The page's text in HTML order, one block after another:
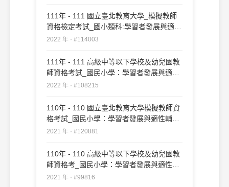
111年 - 111 國立臺北教育大學_模擬教師
資格檢定考試_國小類科:學習者發展與適性
輔導#114003
2022 年 · #114003
111年 - 111 高級中等以下學校及幼兒園教
師資格考試_國民小學：學習者發展與適性
輔導#108215
2022 年 · #108215
110年 - 110 國立臺北教育大學模擬教師資
格考試_國民小學：學習者發展與適性輔導
#120881
2021 年 · #120881
110年 - 110 高級中等以下學校及幼兒園教
師資格考_國民小學：學習者發展與適性輔
導#99816
2021 年 · #99816